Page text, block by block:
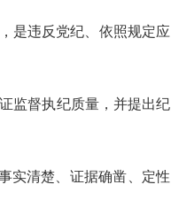
是违反党纪、依照规定应
监督执纪质量，并提出纪
实清楚、证据确凿、定性